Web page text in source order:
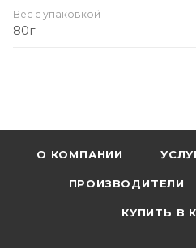
Вес с упаковкой
80г
О КОМПАНИИ
ПРОИЗВОДИТЕЛИ
КУПИТЬ В